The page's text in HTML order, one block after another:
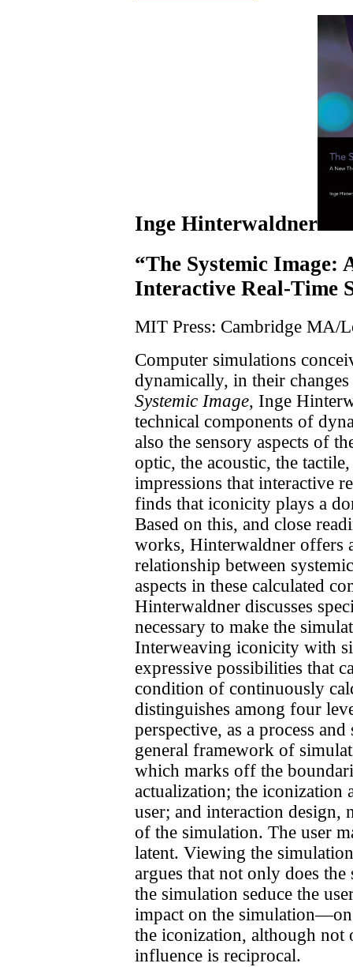
Inge Hinterwaldner
“The Systemic Image:
Interactive Real-Time
MIT Press: Cambridge MA/
Computer simulations
dynamically, in their
Systemic Image, Inge
technical components of
also the sensory aspects of
optic, the acoustic, the
impressions that interactive
finds that iconicity plays a
Based on this, and close
works, Hinterwaldner offers
relationship between
aspects in these calculated
Hinterwaldner discusses
necessary to make the
Interweaving iconicity with
expressive possibilities that
condition of continuously
distinguishes among four
perspective, as a process
general framework of
which marks off the
actualization; the iconization
user; and interaction
of the simulation. The user
latent. Viewing the
argues that not only does
the simulation seduce the
impact on the
the iconization, although not
influence is reciprocal.